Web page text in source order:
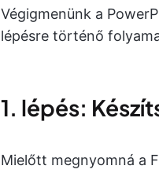
Végigmenünk a
lépésre történő
1. lépés:
Mielőtt megnyomná a